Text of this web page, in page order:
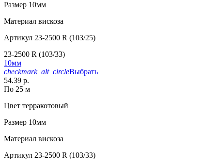
Размер 10мм
Материал вискоза
Артикул 23-2500 R (103/25)
23-2500 R (103/33)
10мм
checkmark_alt_circleВыбрать
54.39 р.
По 25 м
Цвет терракотовый
Размер 10мм
Материал вискоза
Артикул 23-2500 R (103/33)